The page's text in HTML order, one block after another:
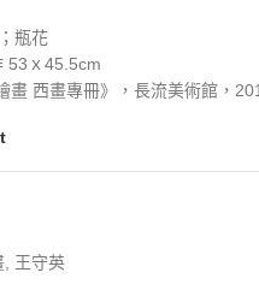
瓶花
53ｘ45.5cm
畫 西畫專冊》，長流美術館，
, 王守英